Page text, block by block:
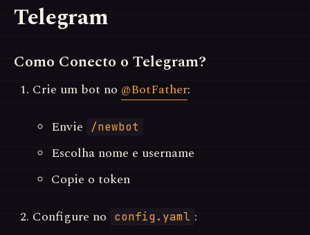
Telegram
Como Conecto o Telegram?
Crie um bot no @BotFather:
Envie
/newbot
Escolha nome e username
Copie o token
Configure no
config.yaml :